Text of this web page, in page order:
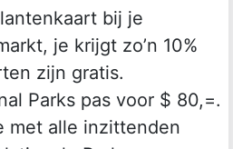
bij je
je krijgt zo’n 10%
zijn gratis.
Parks pas voor $ 80,=.
met alle inzittenden